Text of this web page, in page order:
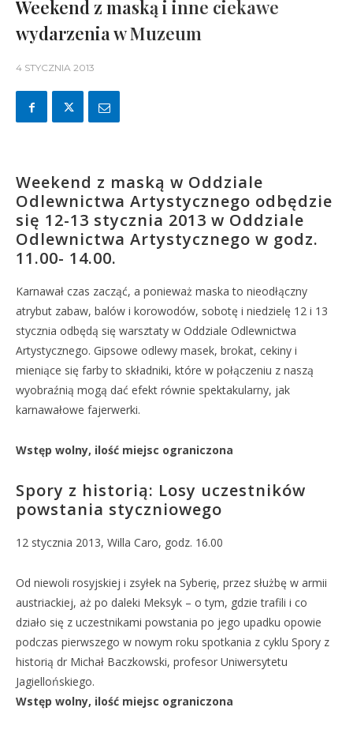
Weekend z maską i inne ciekawe
wydarzenia w Muzeum
4 STYCZNIA 2013
Weekend z maską w Oddziale
Odlewnictwa Artystycznego odbędzie
się 12-13 stycznia 2013 w Oddziale
Odlewnictwa Artystycznego w godz.
11.00- 14.00.
Karnawał czas zacząć, a ponieważ maska to nieodłączny
atrybut zabaw, balów i korowodów, sobotę i niedzielę 12 i 13
stycznia odbędą się warsztaty w Oddziale Odlewnictwa
Artystycznego. Gipsowe odlewy masek, brokat, cekiny i
mieniące się farby to składniki, które w połączeniu z naszą
wyobraźnią mogą dać efekt równie spektakularny, jak
karnawałowe fajerwerki.
Wstęp wolny, ilość miejsc ograniczona
Spory z historią: Losy uczestników
powstania styczniowego
12 stycznia 2013, Willa Caro, godz. 16.00
Od niewoli rosyjskiej i zsyłek na Syberię, przez służbę w armii
austriackiej, aż po daleki Meksyk – o tym, gdzie trafili i co
działo się z uczestnikami powstania po jego upadku opowie
podczas pierwszego w nowym roku spotkania z cyklu Spory z
historią dr Michał Baczkowski, profesor Uniwersytetu
Jagiellońskiego.
Wstęp wolny, ilość miejsc ograniczona